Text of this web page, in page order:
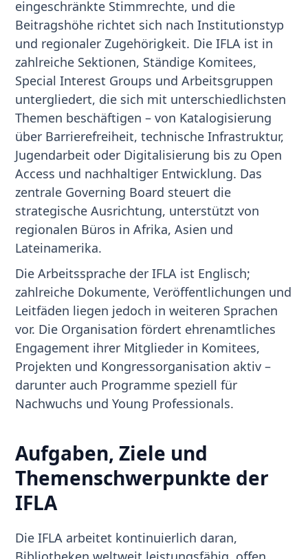
eingeschränkte Stimmrechte, und die
Beitragshöhe richtet sich nach Institutionstyp
und regionaler Zugehörigkeit. Die IFLA ist in
zahlreiche Sektionen, Ständige Komitees,
Special Interest Groups und Arbeitsgruppen
untergliedert, die sich mit unterschiedlichsten
Themen beschäftigen – von Katalogisierung
über Barrierefreiheit, technische Infrastruktur,
Jugendarbeit oder Digitalisierung bis zu Open
Access und nachhaltiger Entwicklung. Das
zentrale Governing Board steuert die
strategische Ausrichtung, unterstützt von
regionalen Büros in Afrika, Asien und
Lateinamerika.
Die Arbeitssprache der IFLA ist Englisch;
zahlreiche Dokumente, Veröffentlichungen und
Leitfäden liegen jedoch in weiteren Sprachen
vor. Die Organisation fördert ehrenamtliches
Engagement ihrer Mitglieder in Komitees,
Projekten und Kongressorganisation aktiv –
darunter auch Programme speziell für
Nachwuchs und Young Professionals.
Aufgaben, Ziele und
Themenschwerpunkte der
IFLA
Die IFLA arbeitet kontinuierlich daran,